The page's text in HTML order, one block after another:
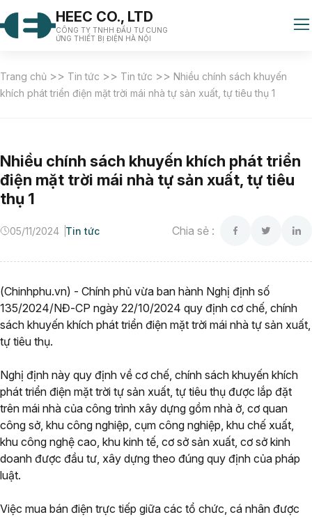
HEEC CO., LTD
CÔNG TY TNHH ĐẦU TƯ CUNG
ỨNG THIẾT BỊ ĐIỆN HÀ NỘI
Trang chủ >> Tin tức >> Tin tức >> Nhiều chính sách khuyến
khích phát triển điện mặt trời mái nhà tự sản xuất, tự tiêu thụ 1
Nhiều chính sách khuyến khích phát triển
điện mặt trời mái nhà tự sản xuất, tự tiêu
thụ 1
05/11/2024 Tin tức Chia sẻ :
(Chinhphu.vn) - Chính phủ vừa ban hành Nghị định số
135/2024/NĐ-CP ngày 22/10/2024 quy định cơ chế, chính
sách khuyến khích phát triển điện mặt trời mái nhà tự sản xuất,
tự tiêu thụ.
Nghị định này quy định về cơ chế, chính sách khuyến khích
phát triển điện mặt trời tự sản xuất, tự tiêu thụ được lắp đặt
trên mái nhà của công trình xây dựng gồm nhà ở, cơ quan
công sở, khu công nghiệp, cụm công nghiệp, khu chế xuất,
khu công nghệ cao, khu kinh tế, cơ sở sản xuất, cơ sở kinh
doanh được đầu tư, xây dựng theo đúng quy định của pháp
luật.
Việc mua bán điện trực tiếp giữa các tổ chức, cá nhân được